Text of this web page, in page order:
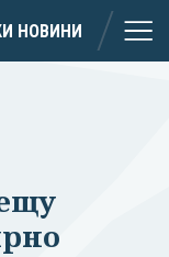
НОВИНИ